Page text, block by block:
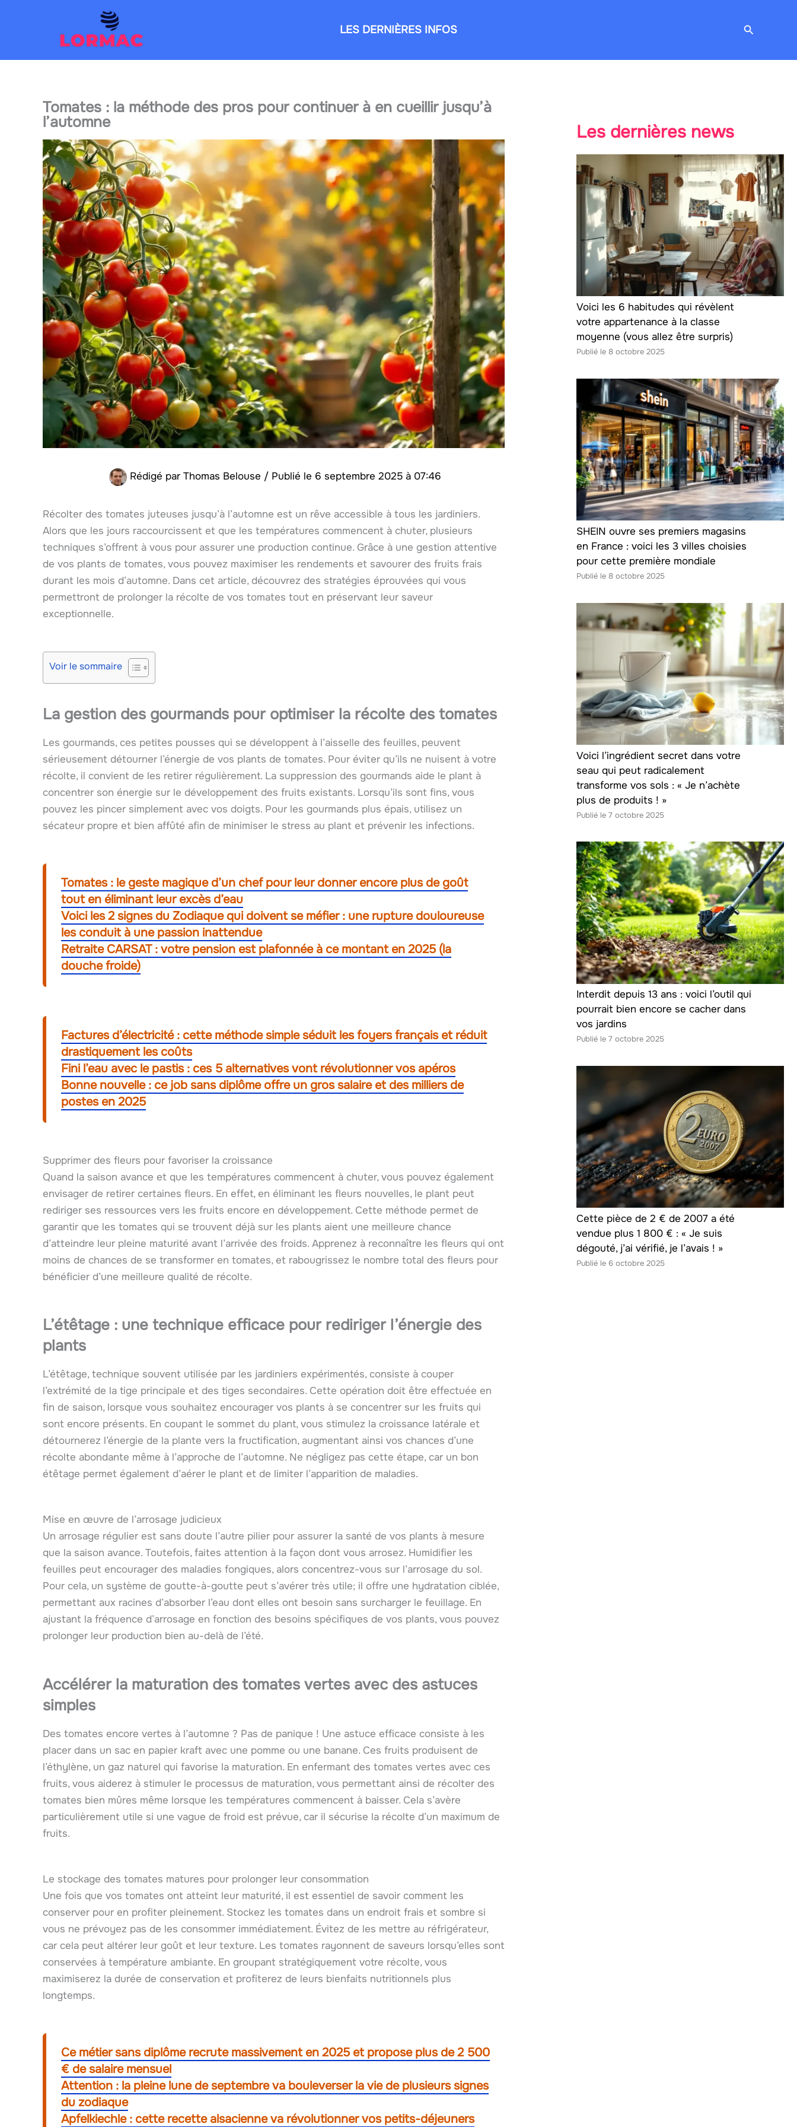
LES DERNIÈRES INFOS
Tomates : la méthode des pros pour continuer à en cueillir jusqu’à
l’automne
Rédigé par Thomas Belouse / 6 septembre 2025 à 07:46
Récolter des tomates juteuses jusqu’à l’automne est un rêve accessible à tous les jardiniers.
Alors que les jours raccourcissent et que les températures commencent à chuter, plusieurs
techniques s’offrent à vous pour assurer une production continue. Grâce à une gestion attentive
de vos plants de tomates, vous pouvez maximiser les rendements et savourer des fruits frais
durant les mois d’automne. Dans cet article, découvrez des stratégies éprouvées qui vous
permettront de prolonger la récolte de vos tomates tout en préservant leur saveur
exceptionnelle.
Voir le sommaire
La gestion des gourmands pour optimiser la récolte des tomates
Les gourmands, ces petites pousses qui se développent à l’aisselle des feuilles, peuvent
sérieusement détourner l’énergie de vos plants de tomates. Pour éviter qu’ils ne nuisent à votre
récolte, il convient de les retirer régulièrement. La suppression des gourmands aide le plant à
concentrer son énergie sur le développement des fruits existants. Lorsqu’ils sont fins, vous
pouvez les pincer simplement avec vos doigts. Pour les gourmands plus épais, utilisez un
sécateur propre et bien affûté afin de minimiser le stress au plant et prévenir les infections.
Tomates : le geste magique d’un chef pour leur donner encore plus de goût
tout en éliminant leur excès d’eau
Voici les 2 signes du Zodiaque qui doivent se méfier : une rupture douloureuse
les conduit à une passion inattendue
Retraite CARSAT : votre pension est plafonnée à ce montant en 2025 (la
douche froide)
Factures d’électricité : cette méthode simple séduit les foyers français et réduit
drastiquement les coûts
Fini l’eau avec le pastis : ces 5 alternatives vont révolutionner vos apéros
Bonne nouvelle : ce job sans diplôme offre un gros salaire et des milliers de
postes en 2025
Supprimer des fleurs pour favoriser la croissance
Quand la saison avance et que les températures commencent à chuter, vous pouvez également
envisager de retirer certaines fleurs. En effet, en éliminant les fleurs nouvelles, le plant peut
rediriger ses ressources vers les fruits encore en développement. Cette méthode permet de
garantir que les tomates qui se trouvent déjà sur les plants aient une meilleure chance
d’atteindre leur pleine maturité avant l’arrivée des froids. Apprenez à reconnaître les fleurs qui ont
moins de chances de se transformer en tomates, et rabougrissez le nombre total des fleurs pour
bénéficier d’une meilleure qualité de récolte.
L’étêtage : une technique efficace pour rediriger l’énergie des
plants
L’étêtage, technique souvent utilisée par les jardiniers expérimentés, consiste à couper
l’extrémité de la tige principale et des tiges secondaires. Cette opération doit être effectuée en
fin de saison, lorsque vous souhaitez encourager vos plants à se concentrer sur les fruits qui
sont encore présents. En coupant le sommet du plant, vous stimulez la croissance latérale et
détournerez l’énergie de la plante vers la fructification, augmentant ainsi vos chances d’une
récolte abondante même à l’approche de l’automne. Ne négligez pas cette étape, car un bon
étêtage permet également d’aérer le plant et de limiter l’apparition de maladies.
Mise en œuvre de l’arrosage judicieux
Un arrosage régulier est sans doute l’autre pilier pour assurer la santé de vos plants à mesure
que la saison avance. Toutefois, faites attention à la façon dont vous arrosez. Humidifier les
feuilles peut encourager des maladies fongiques, alors concentrez-vous sur l’arrosage du sol.
Pour cela, un système de goutte-à-goutte peut s’avérer très utile; il offre une hydratation ciblée,
permettant aux racines d’absorber l’eau dont elles ont besoin sans surcharger le feuillage. En
ajustant la fréquence d’arrosage en fonction des besoins spécifiques de vos plants, vous pouvez
prolonger leur production bien au-delà de l’été.
Accélérer la maturation des tomates vertes avec des astuces
simples
Des tomates encore vertes à l’automne ? Pas de panique ! Une astuce efficace consiste à les
placer dans un sac en papier kraft avec une pomme ou une banane. Ces fruits produisent de
l’éthylène, un gaz naturel qui favorise la maturation. En enfermant des tomates vertes avec ces
fruits, vous aiderez à stimuler le processus de maturation, vous permettant ainsi de récolter des
tomates bien mûres même lorsque les températures commencent à baisser. Cela s’avère
particulièrement utile si une vague de froid est prévue, car il sécurise la récolte d’un maximum de
fruits.
Le stockage des tomates matures pour prolonger leur consommation
Une fois que vos tomates ont atteint leur maturité, il est essentiel de savoir comment les
conserver pour en profiter pleinement. Stockez les tomates dans un endroit frais et sombre si
vous ne prévoyez pas de les consommer immédiatement. Évitez de les mettre au réfrigérateur,
car cela peut altérer leur goût et leur texture. Les tomates rayonnent de saveurs lorsqu’elles sont
conservées à température ambiante. En groupant stratégiquement votre récolte, vous
maximiserez la durée de conservation et profiterez de leurs bienfaits nutritionnels plus
longtemps.
Ce métier sans diplôme recrute massivement en 2025 et propose plus de 2 500
€ de salaire mensuel
Attention : la pleine lune de septembre va bouleverser la vie de plusieurs signes
du zodiaque
Apfelkiechle : cette recette alsacienne va révolutionner vos petits-déjeuners
Les dernières news
Voici les 6 habitudes qui révèlent
votre appartenance à la classe
moyenne (vous allez être surpris)
8 octobre 2025
SHEIN ouvre ses premiers magasins
en France : voici les 3 villes choisies
pour cette première mondiale
8 octobre 2025
Voici l’ingrédient secret dans votre
seau qui peut radicalement
transforme vos sols : « Je n’achète
plus de produits ! »
7 octobre 2025
Interdit depuis 13 ans : voici l’outil qui
pourrait bien encore se cacher dans
vos jardins
7 octobre 2025
Cette pièce de 2 € de 2007 a été
vendue plus 1 800 € : « Je suis
dégouté, j’ai vérifié, je l’avais ! »
6 octobre 2025